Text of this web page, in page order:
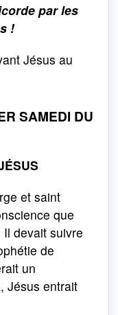
par les
!
Jésus au
SAMEDI DU
et saint
que
devait suivre
de
un
Jésus entrait